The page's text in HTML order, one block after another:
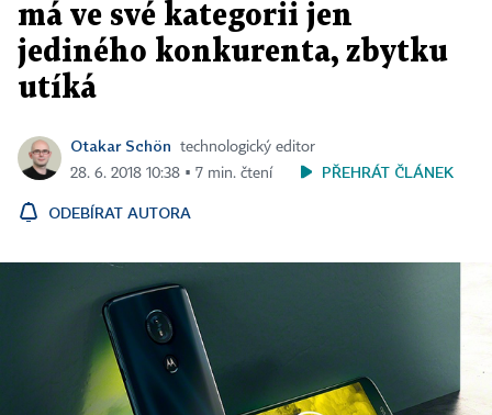
má ve své kategorii jen
jediného konkurenta, zbytku
utíká
Otakar Schön
technologický editor
28. 6. 2018 10:38 ▪ 7 min. čtení
PŘEHRÁT ČLÁNEK
ODEBÍRAT AUTORA